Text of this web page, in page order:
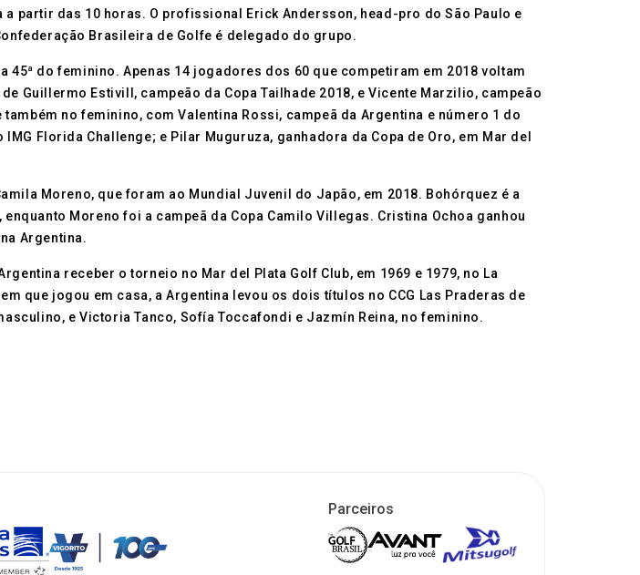
partir das 10 horas. O profissional Erick Andersson, head-pro do São Paulo e
Brasileira de Golfe é delegado do grupo.
45ª do feminino. Apenas 14 jogadores dos 60 que competiram em 2018 voltam
Guillermo Estivill, campeão da Copa Tailhade 2018, e Vicente Marzilio, campeão
no feminino, com Valentina Rossi, campeã da Argentina e número 1 do
Florida Challenge; e Pilar Muguruza, ganhadora da Copa de Oro, em Mar del
Moreno, que foram ao Mundial Juvenil do Japão, em 2018. Bohórquez é a
Moreno foi a campeã da Copa Camilo Villegas. Cristina Ochoa ganhou
Argentina.
receber o torneio no Mar del Plata Golf Club, em 1969 e 1979, no La
que jogou em casa, a Argentina levou os dois títulos no CCG Las Praderas de
e Victoria Tanco, Sofía Toccafondi e Jazmín Reina, no feminino.
Parceiros